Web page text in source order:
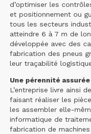
d’optimiser les
et positionnement ou
tous les secteurs
atteindre 6 à 7 m de
développée avec des
fabrication des pneus
leur traçabilité
Une pérennité assurée
L’entreprise livre ainsi
faisant réaliser les
les assembler elle-
informatique de
fabrication de